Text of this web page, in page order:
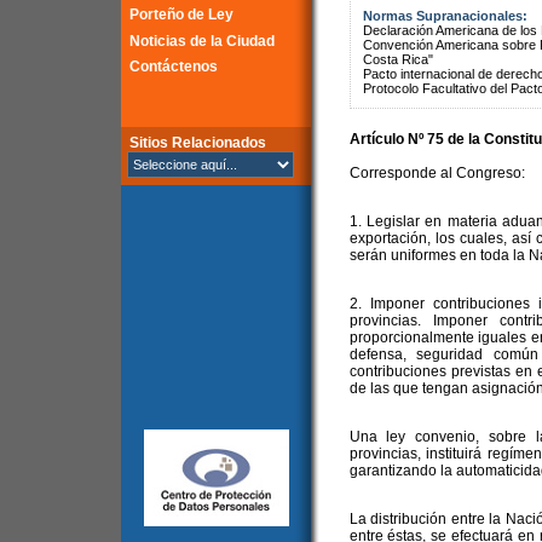
Porteño de Ley
Noticias de la Ciudad
Contáctenos
Sitios Relacionados
Normas Supranacionales:
Declaración Americana de
Convención Americana
Costa Rica"
Pacto internacional de
Protocolo Facultativo del
Artículo Nº 75 de la
Corresponde al Congreso:
1. Legislar en materia
exportación, los cuales, así
serán uniformes en toda la
2. Imponer contribuciones
provincias. Imponer
proporcionalmente iguales
defensa, seguridad
contribuciones previstas en
de las que tengan
Una ley convenio, sobre
provincias, instituirá
garantizando la
La distribución entre la
entre éstas, se efectuará